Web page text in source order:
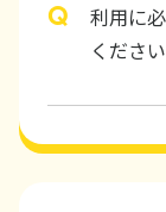
利用に
ください